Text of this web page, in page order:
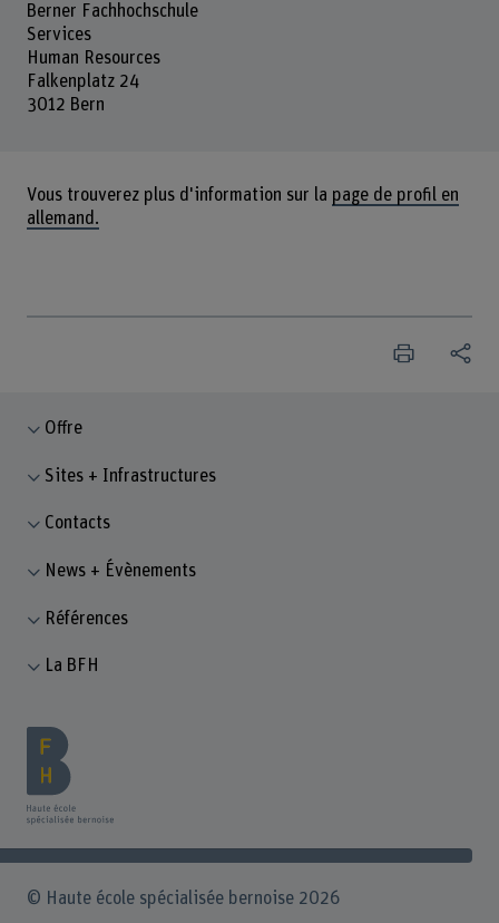
Berner Fachhochschule
Services
Human Resources
Falkenplatz 24
3012 Bern
Vous trouverez plus d'information sur la page de profil en
allemand.
Offre
Sites + Infrastructures
Contacts
News + Évènements
Références
La BFH
© Haute école spécialisée bernoise 2026